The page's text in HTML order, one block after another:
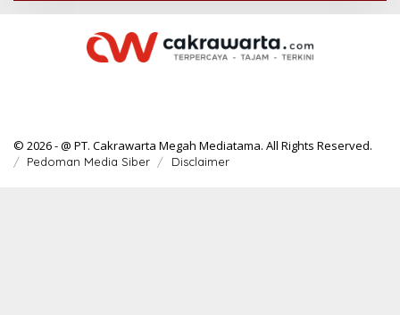
© 2026 - @ PT. Cakrawarta Megah Mediatama. All Rights Reserved.
Pedoman Media Siber Disclaimer